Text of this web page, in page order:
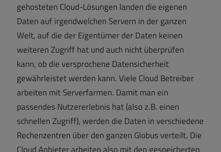
gehosteten Cloud-Lösungen landen die eigenen
Daten auf irgendwelchen Servern in der ganzen
Welt, auf die der Eigentümer der Daten keinen
weiteren Zugriff hat und auch nicht überprüfen
kann, ob die versprochene Datensicherheit
gewährleistet werden kann. Viele Cloud Betreiber
arbeiten mit Serverfarmen. Damit man ein
passendes Nutzererlebnis hat (also z.B. einen
schnellen Zugriff), werden die Daten in verschiedene
Rechenzentren über den ganzen Globus verteilt. Die